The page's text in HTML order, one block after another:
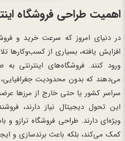
اهمیت طراحی فروشگاه
در دنیای امروز که سرعت خرید و
افزایش یافته، بسیاری از کسب‌وکارها
ورود کنند. فروشگاه‌های اینترنتی
می‌دهند که بدون محدودیت
سراسر کشور یا حتی خارج از مرزها
این تحول دیجیتال نیاز دارند،
ویژه‌ای دارند. طراحی فروشگاه ترازو و
کمک می‌کند، بلکه باعث برندسازی و